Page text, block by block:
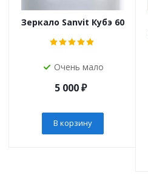
Зеркало Sanvit Кубэ 60
Очень мало
5 000₽
В корзину